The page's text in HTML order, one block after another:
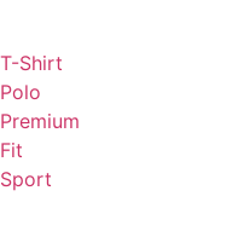
T-Shirt
Polo
Premium
Fit
Sport